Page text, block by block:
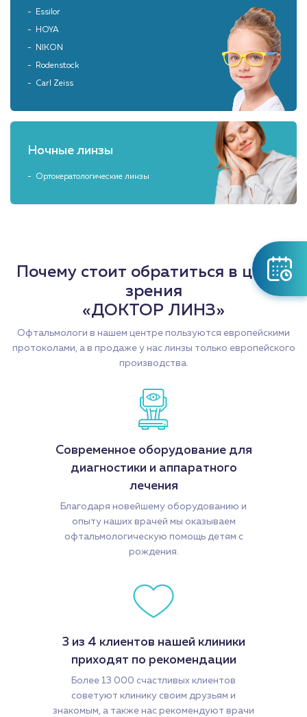
Essilor
HOYA
NIKON
Rodenstock
Carl Zeiss
Ночные линзы
Ортокератологические линзы
Почему стоит обратиться в центр
зрения
«ДОКТОР ЛИНЗ»
Офтальмологи в нашем центре пользуются европейскими
протоколами, а в продаже у нас линзы только европейского
производства.
Современное оборудование для
диагностики и аппаратного
лечения
Благодаря новейшему оборудованию и
опыту наших врачей мы оказываем
офтальмологическую помощь детям с
рождения.
3 из 4 клиентов нашей клиники
приходят по рекомендации
Более 13 000 счастливых клиентов
советуют клинику своим друзьям и
знакомым, а также нас рекомендуют врачи